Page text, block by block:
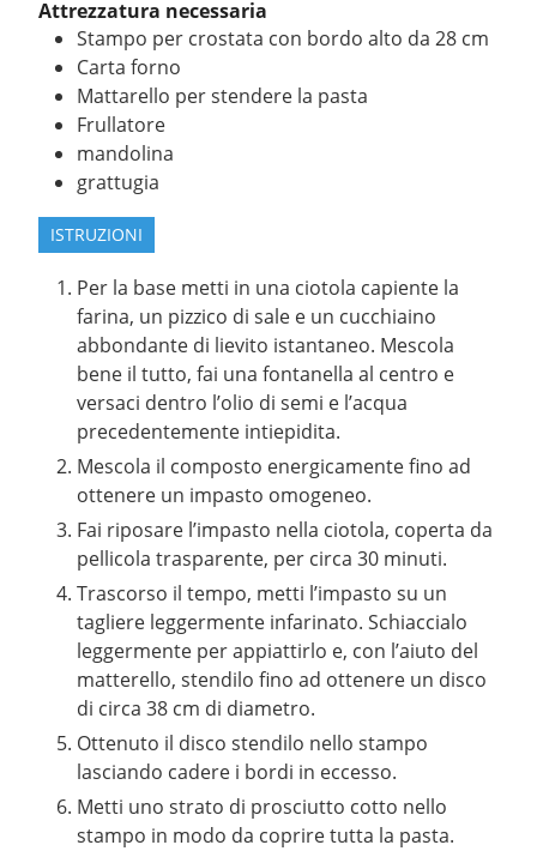
Attrezzatura necessaria
Stampo per crostata con bordo alto da 28 cm
Carta forno
Mattarello per stendere la pasta
Frullatore
mandolina
grattugia
ISTRUZIONI
Per la base metti in una ciotola capiente la
farina, un pizzico di sale e un cucchiaino
abbondante di lievito istantaneo. Mescola
bene il tutto, fai una fontanella al centro e
versaci dentro l’olio di semi e l’acqua
precedentemente intiepidita.
Mescola il composto energicamente fino ad
ottenere un impasto omogeneo.
Fai riposare l’impasto nella ciotola, coperta da
pellicola trasparente, per circa 30 minuti.
Trascorso il tempo, metti l’impasto su un
tagliere leggermente infarinato. Schiaccialo
leggermente per appiattirlo e, con l’aiuto del
matterello, stendilo fino ad ottenere un disco
di circa 38 cm di diametro.
Ottenuto il disco stendilo nello stampo
lasciando cadere i bordi in eccesso.
Metti uno strato di prosciutto cotto nello
stampo in modo da coprire tutta la pasta.